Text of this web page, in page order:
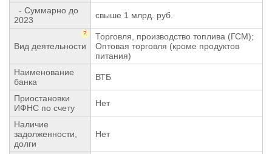
- Суммарно до
2023
свыше 1 млрд. руб.
Вид деятельности
?
Торговля, производство топлива (ГСМ);
Оптовая торговля (кроме продуктов
питания)
Наименование
банка
ВТБ
Приостановки
ИФНС по счету
Нет
Наличие
задолженности,
долги
Нет